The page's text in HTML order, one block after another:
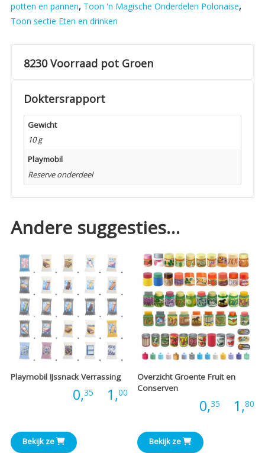
aantal
potten en pannen, Toon 'n Magische Onderdelen Polonaise,
Toon sectie Eten en drinken
8230 Voorraad pot Groen
Doktersrapport
Gewicht
10 g
Playmobil
Reserve onderdeel
Andere suggesties…
Playmobil IJssnack Verrassing
0,35 1,00Prijsklasse:
tot
Bekijk ze
Overzicht Groente Fruit en
Conserven
0,35 1,80
Bekijk ze